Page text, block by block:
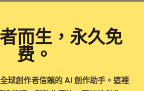
而生，永久免
费。
球創作者信賴的 AI 創作助手。這裡